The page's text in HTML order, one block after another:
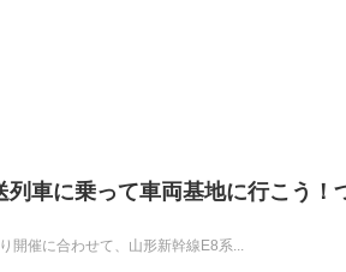
列車に乗って車両基地に行こう！
開催に合わせて、山形新幹線E8系...